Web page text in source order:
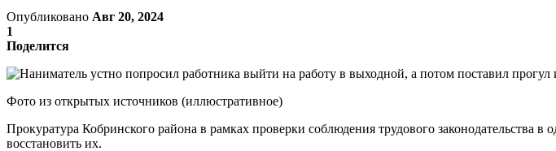
Опубликовано Авг 20, 2024
1
Поделится
Фото из открытых источников (иллюстративное)
Прокуратура Кобринского района в рамках проверки соблюдения трудового законодательства
восстановить их.